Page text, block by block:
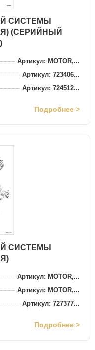
СИСТЕМЫ
(СЕРИЙНЫЙ
Артикул: MOTOR,...
Артикул: 723406...
Артикул: 724512...
Подробнее >
СИСТЕМЫ
Артикул: MOTOR,...
Артикул: MOTOR,...
Артикул: 727377...
Подробнее >